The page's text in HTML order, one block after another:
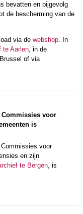
bevatten en bijgevolg
de bescherming van de
via de webshop. In
te Aarlen, in de
of via
Commissies voor
is
voor
en zijn
te Bergen, is